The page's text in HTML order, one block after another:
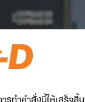
ทำคำสั่งนี้ให้เสร็จสิ้น